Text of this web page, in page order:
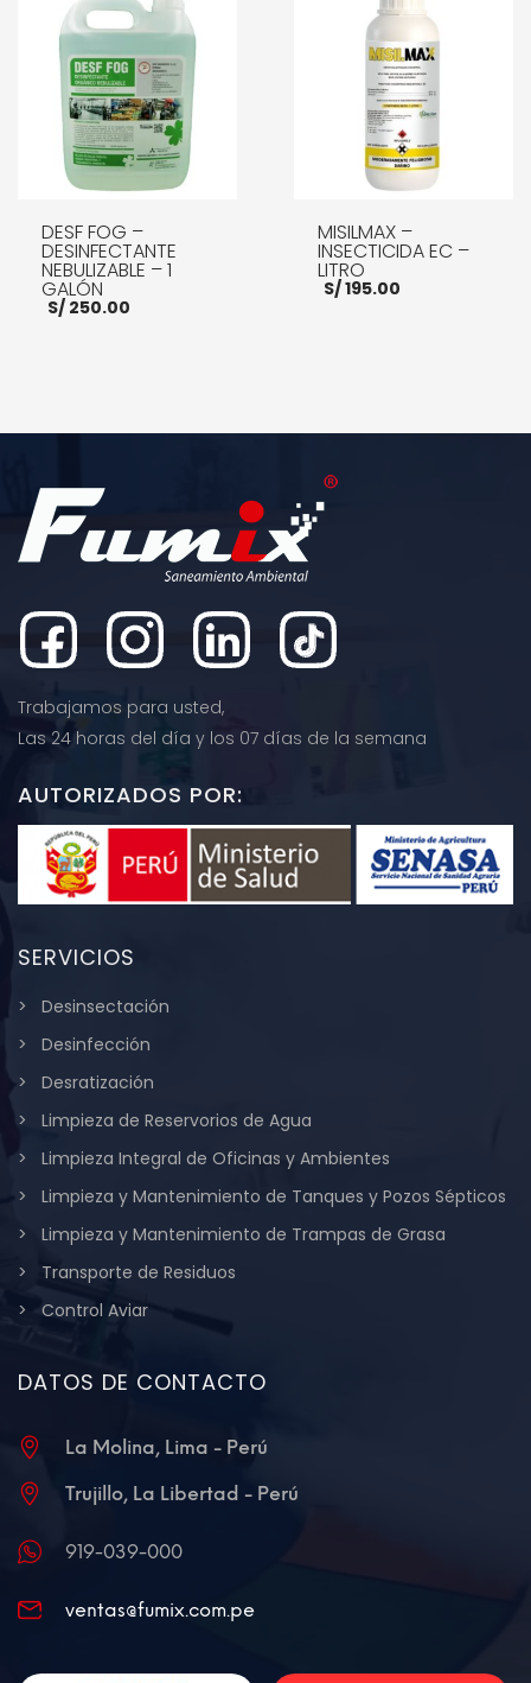
AÑADIR AL CARRITO AÑADIR AL CARRITO
DESF FOG –
DESINFECTANTE
NEBULIZABLE – 1
GALÓN
S/ 250.00
MISILMAX –
INSECTICIDA EC –
LITRO
S/195.00
Trabajamos para usted,
Las 24 horas del día y los 07 días de la semana
AUTORIZADOS POR:
SERVICIOS
Desinsectación
Desinfección
Desratización
Limpieza de Reservorios de Agua
Limpieza Integral de Oficinas y Ambientes
Limpieza y Mantenimiento de Tanques y Pozos Sépticos
Limpieza y Mantenimiento de Trampas de Grasa
Transporte de Residuos
Control Aviar
DATOS DE CONTACTO
La Molina, Lima - Perú
Trujillo, La Libertad - Perú
919-039-000
ventas@fumix.com.pe